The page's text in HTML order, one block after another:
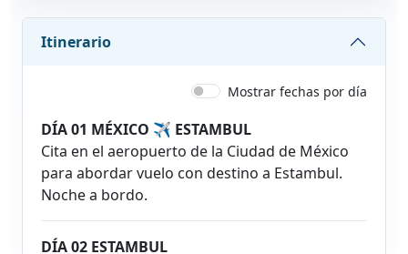
Itinerario
Mostrar fechas por día
DÍA 01 MÉXICO ✈ ESTAMBUL
Cita en el aeropuerto de la Ciudad de México
para abordar vuelo con destino a Estambul.
Noche a bordo.
DÍA 02 ESTAMBUL